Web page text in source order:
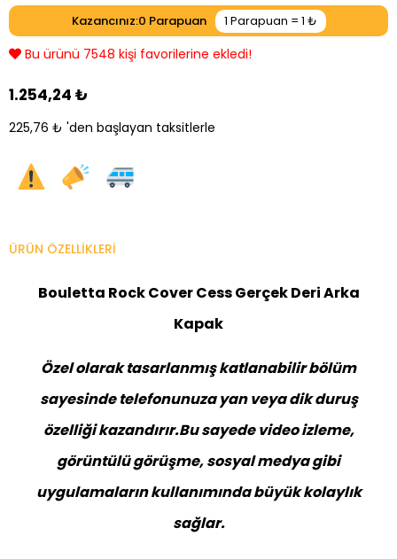
Kazancınız:0
Bu ürünü 7548 kişi favorilerine ekledi!
1.254,24 ₺
225,76 ₺ 'den başlayan taksitlerle
ÜRÜN ÖZELLIKLERI
Bouletta Rock Cover Cess Gerçek Deri Arka
Kapak
Özel olarak tasarlanmış katlanabilir bölüm
sayesinde telefonunuza yan veya dik duruş
özelliği kazandırır.Bu sayede video izleme,
görüntülü görüşme, sosyal medya gibi
uygulamaların kullanımında büyük kolaylık
sağlar.